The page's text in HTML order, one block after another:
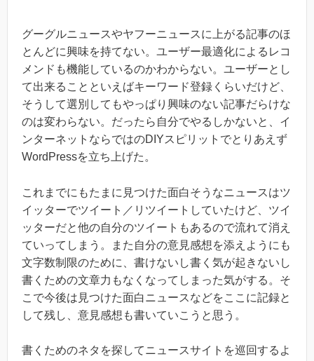
グーグルニュースやヤフーニュースに上がる記事のほ
とんどに興味を持てない。ユーザー最適化によるレコ
メンドも機能しているのかわからない。ユーザーとし
て出来ることといえばキーワード登録くらいだけど、
そうして選別してもやっぱり興味のない記事だらけな
のは変わらない。だったら自分でやるしかないと、イ
ンターネットならではのDIYスピリットでとりあえず
WordPressを立ち上げた。
これまでにもたまに見つけた面白そうなニュースはツ
イッターでツイート／リツイートしていたけど、ツイ
ッターだと他の自分のツイートもあるので流れて消え
ていってしまう。また自分の意見感想を添えようにも
文字数制限のために、書けないし書く気が起きないし
書くための文章力もなくなってしまった気がする。そ
こで今後は見つけた面白ニュースなどをここに記録と
して残し、意見感想も書いていこうと思う。
書くためのネタを探してニュースサイトを巡回するよ